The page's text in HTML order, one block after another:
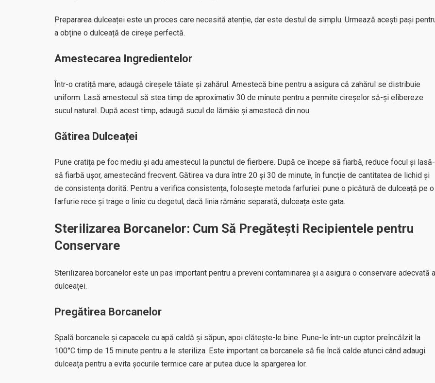
Prepararea dulceaței este un proces care necesită atenție, dar este destul de simplu. Urmează acești pași
a obține o dulceață de cireșe perfectă.
Amestecarea Ingredientelor
Într-o cratiță mare, adaugă cireșele tăiate și zahărul. Amestecă bine pentru a asigura că zahărul se distribuie
uniform. Lasă amestecul să stea timp de aproximativ 30 de minute pentru a permite cireșelor să-și elibereze
sucul natural. După acest timp, adaugă sucul de lămâie și amestecă din nou.
Gătirea Dulceaței
Pune cratița pe foc mediu și adu amestecul la punctul de fierbere. După ce începe să fiarbă, reduce focul și
să fiarbă ușor, amestecând frecvent. Gătirea va dura între 20 și 30 de minute, în funcție de cantitatea de lichid și
de consistența dorită. Pentru a verifica consistența, folosește metoda farfuriei: pune o picătură de dulceață pe o
farfurie rece și trage o linie cu degetul; dacă linia rămâne separată, dulceața este gata.
Sterilizarea Borcanelor: Cum Să Pregătești Recipientele pentru
Conservare
Sterilizarea borcanelor este un pas important pentru a preveni contaminarea și a asigura o conservare adecvată a
dulceaței.
Pregătirea Borcanelor
Spală borcanele și capacele cu apă caldă și săpun, apoi clătește-le bine. Pune-le într-un cuptor preîncălzit la
100°C timp de 15 minute pentru a le steriliza. Este important ca borcanele să fie încă calde atunci când adaugi
dulceața pentru a evita șocurile termice care ar putea duce la spargerea lor.